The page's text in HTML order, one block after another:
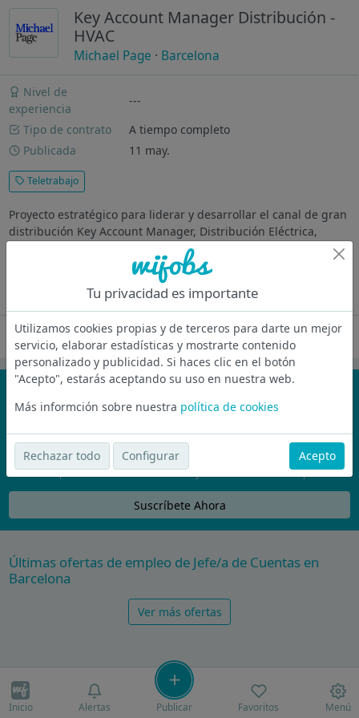
Key Account Manager Distribución -
HVAC
Michael Page · Barcelona
Nivel de
experiencia
---
Tipo de contrato
A tiempo completo
Publicada
11 may.
Teletrabajo
Proyecto estratégico para liderar y desarrollar el canal de gran
distribución Key Account Manager, Distribución Eléctrica,
HVAC, Ventilación, Ventas B2B ¿Dónde vas a trabajar?
Compañía industrial consolidada, especializada en soluciones
Oferta desactivada
¡No te pierdas nada!
Únete a la comunidad de wijobs y recibe por email las mejores
ofertas de empleo
Nunca compartiremos tu email con nadie y no te vamos a enviar spam
Suscríbete Ahora
Últimas ofertas de empleo de Jefe/a de Cuentas en
Barcelona
Ver más ofertas
Inicio Alertas Publicar Favoritos Menú
Tu privacidad es importante
Utilizamos cookies propias y de terceros para darte un mejor
servicio, elaborar estadísticas y mostrarte contenido
personalizado y publicidad. Si haces clic en el botón
"Acepto", estarás aceptando su uso en nuestra web.
Más informción sobre nuestra política de cookies
Rechazar todo Configurar Acepto